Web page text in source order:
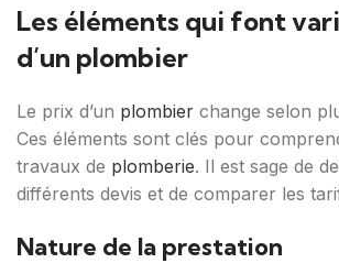
Les éléments qui font
d’un plombier
Le prix d’un plombier change selon
Ces éléments sont clés pour
travaux de plomberie. Il est sage de
différents devis et de comparer les
Nature de la prestation